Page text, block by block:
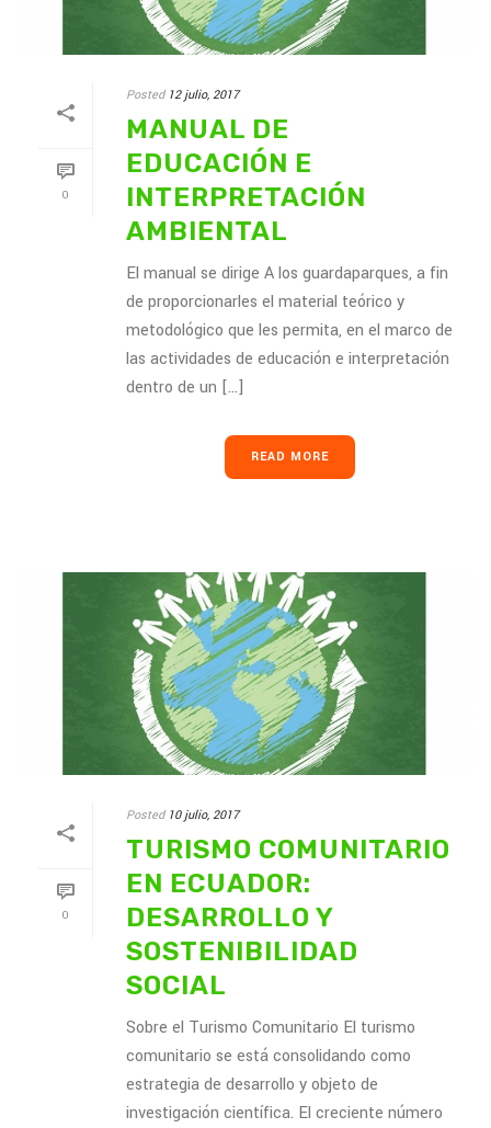
0
Posted 12 julio, 2017
MANUAL DE
EDUCACIÓN E
INTERPRETACIÓN
AMBIENTAL
El manual se dirige A los guardaparques, a fin
de proporcionarles el material teórico y
metodológico que les permita, en el marco de
las actividades de educación e interpretación
dentro de un [...]
READ MORE
0
Posted 10 julio, 2017
TURISMO COMUNITARIO
EN ECUADOR:
DESARROLLO Y
SOSTENIBILIDAD
SOCIAL
Sobre el Turismo Comunitario El turismo
comunitario se está consolidando como
estrategia de desarrollo y objeto de
investigación científica. El creciente número